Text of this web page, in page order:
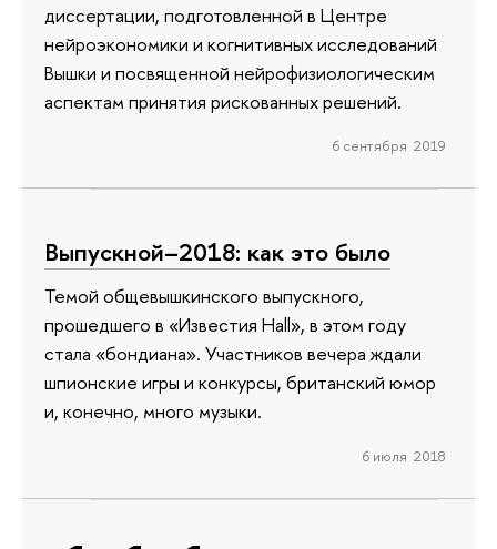
диссертации, подготовленной в Центре
нейроэкономики и когнитивных исследований
Вышки и посвященной нейрофизиологическим
аспектам принятия рискованных решений.
6 сентября 2019
Выпускной–2018: как это было
Темой общевышкинского выпускного,
прошедшего в «Известия Hall», в этом году
стала «бондиана». Участников вечера ждали
шпионские игры и конкурсы, британский юмор
и, конечно, много музыки.
6 июля 2018